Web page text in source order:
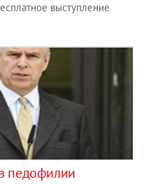
выступление
педофилии